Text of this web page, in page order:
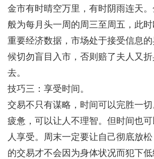
金市有时晴空万里，有时阴雨连天
般为每月头一周的周三至周五，此
重要经济数据，市场处于接受信息
候切勿盲目入市，否则赔了夫人又
去。
技巧三：享受时间。
交易不只有谋略，时间可以完胜一
疲惫，可以让人不理智。但时间也
人享受。周末一定要让自己彻底放
的交易才不会因为身体状况而犯下低